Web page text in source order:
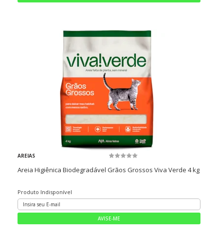
AREIAS
Areia Higiênica Biodegradável Grãos Grossos Viva Verde 4 kg
Produto Indisponível